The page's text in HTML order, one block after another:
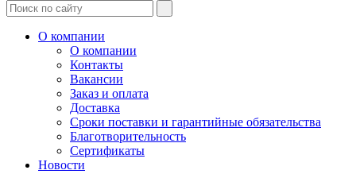
О компании
О компании
Контакты
Вакансии
Заказ и оплата
Доставка
Сроки поставки и гарантийные обязательства
Благотворительность
Сертификаты
Новости